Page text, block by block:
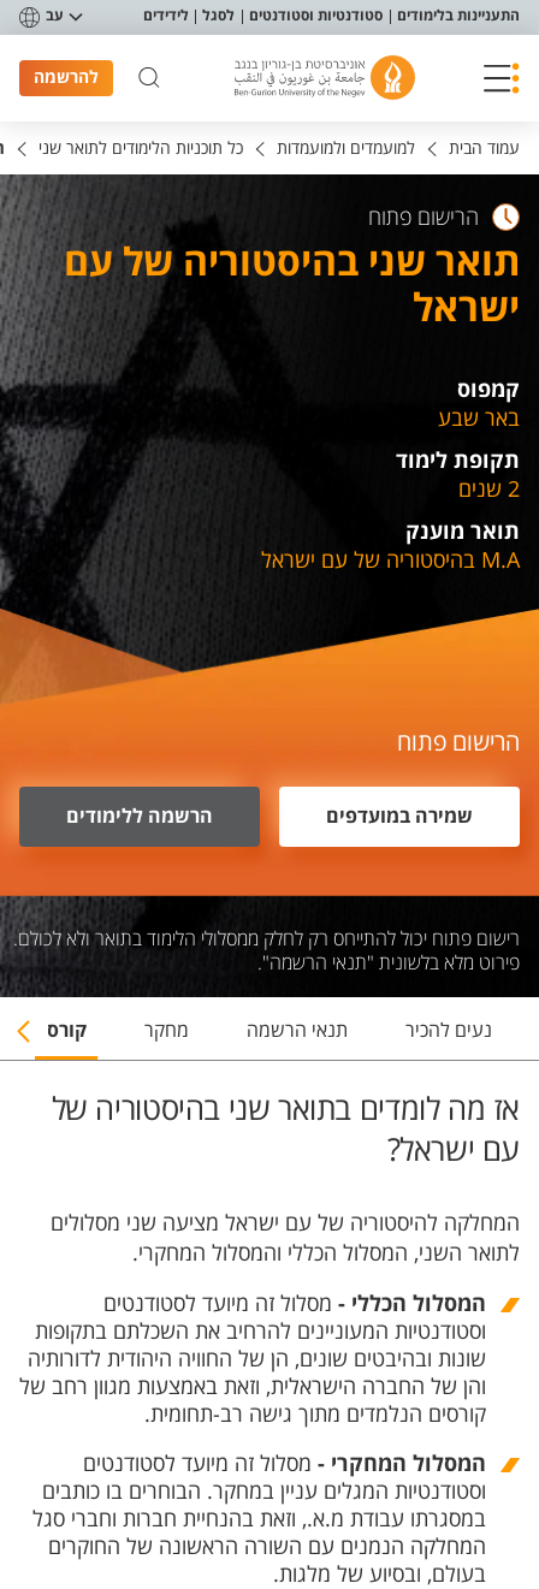
תפריט נגישות
התעניינות בלימודים סטודנטיות וסטודנטים לסגל לידידים עב
להרשמה
עמוד הבית למועמדים ולמועמדות כל תוכניות הלימודים לתואר שני
הרישום פתוח
תואר שני בהיסטוריה של עם
ישראל
קמפוס
באר שבע
תקופת לימוד
2 שנים
תואר מוענק
M.A בהיסטוריה של עם ישראל
הרישום פתוח
שמירה במועדפים הרשמה ללימודים
רישום פתוח יכול להתייחס רק לחלק ממסלולי הלימוד בתואר ולא לכולם.
פירוט מלא בלשונית "תנאי הרשמה".
נעים להכיר תנאי הרשמה מחקר קורסים
אז מה לומדים בתואר שני בהיסטוריה של
עם ישראל?
המחלקה להיסטוריה של עם ישראל מציעה שני מסלולים
לתואר השני, המסלול הכללי והמסלול המחקרי.
המסלול הכללי ​ - מסלול זה מיועד לסטודנטים
וסטודנטיות המעוניינים להרחיב את השכלתם בתקופות
שונות ובהיבטים שונים, הן של החוויה היהודית לדורותיה
והן של החברה הישראלית, וזאת באמצעות מגוון רחב של
קורסים הנלמדים מתוך גישה רב-תחומית.
המסלול המחקרי ​ - מסלול זה מיועד לסטודנטים
וסטודנטיות המגלים עניין במחקר. הבוחרים בו כותבים
במסגרתו עבודת מ.א., וזאת בהנחיית חברות וחברי סגל
המחלקה הנמנים עם השורה הראשונה של החוקרים
בעולם, ובסיוע של מלגות.